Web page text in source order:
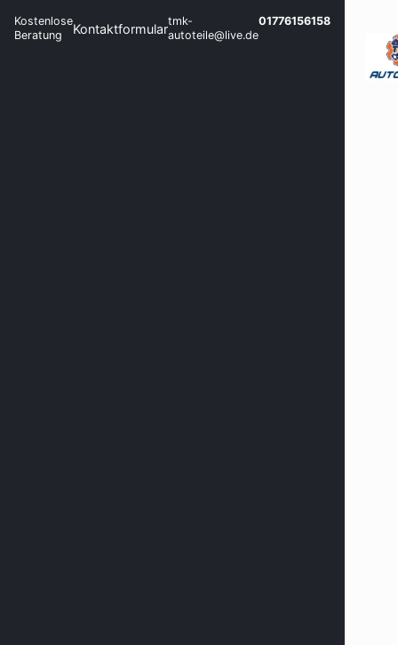
Kostenlose
Beratung
Kontaktformulartmk-
autoteile@live.de
01776156158